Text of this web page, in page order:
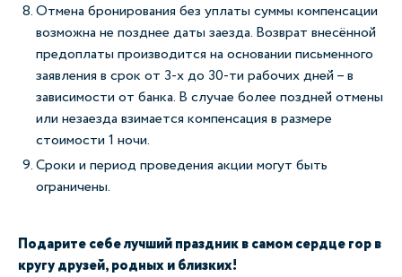
Отмена бронирования без уплаты суммы компенсации
возможна не позднее даты заезда. Возврат внесённой
предоплаты производится на основании письменного
заявления в срок от 3-х до 30-ти рабочих дней – в
зависимости от банка. В случае более поздней отмены
или незаезда взимается компенсация в размере
стоимости 1 ночи.
Сроки и период проведения акции могут быть
ограничены.
Подарите себе лучший праздник в самом сердце гор в
кругу друзей, родных и близких!